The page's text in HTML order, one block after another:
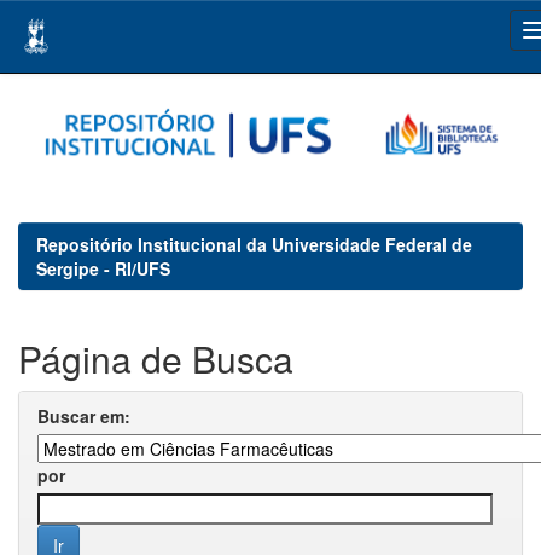
navigation
Repositório Institucional da Universidade Federal de
Sergipe - RI/UFS
Página de Busca
Buscar em:
por